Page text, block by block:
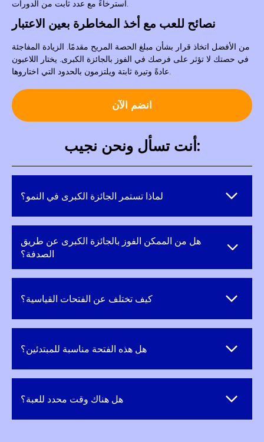
استرخاءً مع عدد ثابت من الدورات.
نصائح للعب مع أخذ المخاطرة بعين الاعتبار
من الأفضل اتخاذ قرار بشأن مبلغ الحصة المريح مقدمًا. الزيادة المفاجئة
في حصتك لا تؤثر على فرصك في الفوز بالجائزة الكبرى. يختار اللاعبون
عادةً وتيرة ثابتة ويلتزمون بالحدود التي اختاروها.
انضم الآن
أنت تسأل ونحن نجيب:
لماذا تستمر الجائزة الكبرى في النمو؟
هل من الممكن الفوز بالجائزة الكبرى عن طريق
الصدفة؟
كيف تختلف عن الفتحات القياسية؟
هل هذه الفتحة مناسبة للمبتدئين؟
هل هناك وقت محدد للعبة؟